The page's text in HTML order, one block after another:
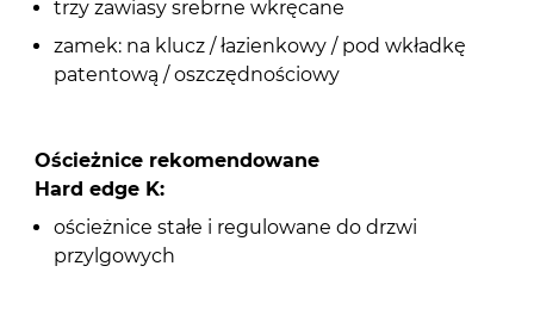
trzy zawiasy srebrne wkręcane
zamek: na klucz / łazienkowy / pod wkładkę
patentową / oszczędnościowy
Ościeżnice rekomendowane
Hard edge K:
ościeżnice stałe i regulowane do drzwi
przylgowych